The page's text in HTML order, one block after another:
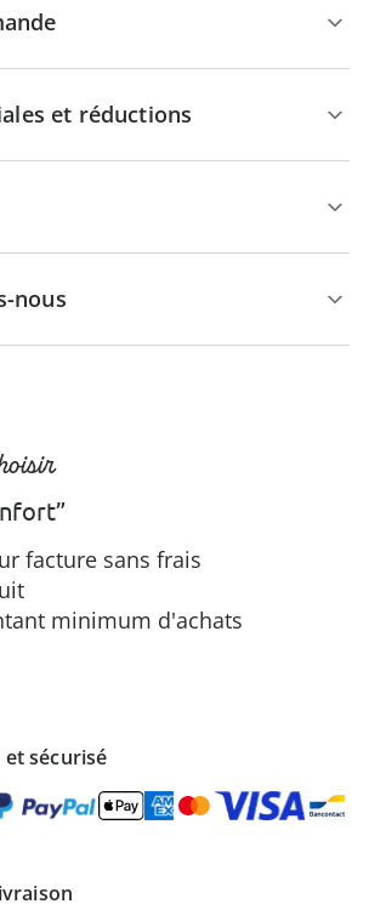
et réductions
nous
sécurisé
facture sans frais
minimum d'achats